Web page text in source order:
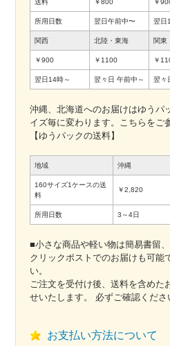
送料 ￥800 ￥
所用日数 翌日午前中〜 翌日
関西 北陸・東海 関東
￥900 ￥1100 ￥
翌日14時～ 翌々日 午前中～ 翌々
沖縄、北海道へのお届けはゆうパ
イズ毎に変わります。こちらをご
【ゆうパックの送料】
地域 沖縄
160サイズ1ケースの送
料
￥2,820
所用日数 3～4日
■小さな商品や軽い物は簡易書留
クリックポストでのお届けも可能
い。
ご注文を受付け後、送料を含めた
せいたします。 必ずご確認くださ
お支払い方法について